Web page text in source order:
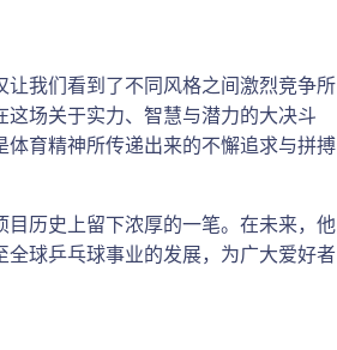
我们看到了不同风格之间激烈竞争所
场关于实力、智慧与潜力的大决斗
育精神所传递出来的不懈追求与拼搏
历史上留下浓厚的一笔。在未来，他
球乒乓球事业的发展，为广大爱好者